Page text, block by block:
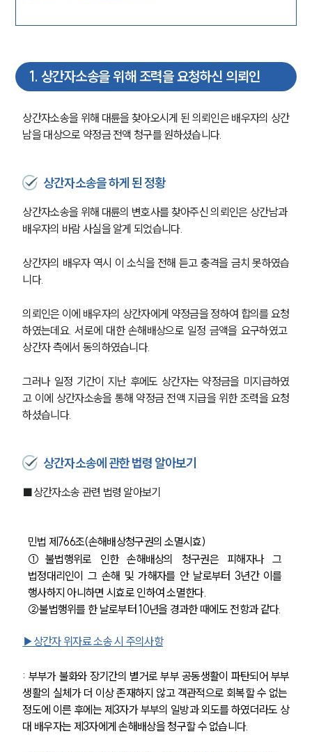
1. 상간자소송을 위해 조력을 요청하신 의뢰인
상간자소송을 위해 대륜을 찾아오시게 된 의뢰인은 배우자의 상간
남을 대상으로 약정금 전액 청구를 원하셨습니다.
상간자소송을 하게 된 정황
상간자소송을 위해 대륜의 변호사를 찾아주신 의뢰인은 상간남과
배우자의 바람 사실을 알게 되었습니다.
상간자의 배우자 역시 이 소식을 전해 듣고 충격을 금치 못하였습
니다.
의뢰인은 이에 배우자의 상간자에게 약정금을 정하여 합의를 요청
하였는데요. 서로에 대한 손해배상으로 일정 금액을 요구하였고
상간자 측에서 동의하였습니다.
그러나 일정 기간이 지난 후에도 상간자는 약정금을 미지급하였
고 이에 상간자소송을 통해 약정금 전액 지급을 위한 조력을 요청
하셨습니다.
상간자소송에 관한 법령 알아보기
■상간자소송 관련 법령 알아보기
민법 제766조(손해배상청구권의 소멸시효)
①불법행위로 인한 손해배상의 청구권은 피해자나 그
법정대리인이 그 손해 및 가해자를 안 날로부터 3년간 이를
행사하지 아니하면 시효로 인하여 소멸한다.
②불법행위를 한 날로부터 10년을 경과한 때에도 전항과 같다.
▶상간자 위자료 소송 시 주의사항
: 부부가 불화와 장기간의 별거로 부부 공동생활이 파탄되어 부부
생활의 실체가 더 이상 존재하지 않고 객관적으로 회복할 수 없는
정도에 이른 후에는 제3자가 부부의 일방과 외도를 하였더라도 상
대 배우자는 제3자에게 손해배상을 청구할 수 없습니다.